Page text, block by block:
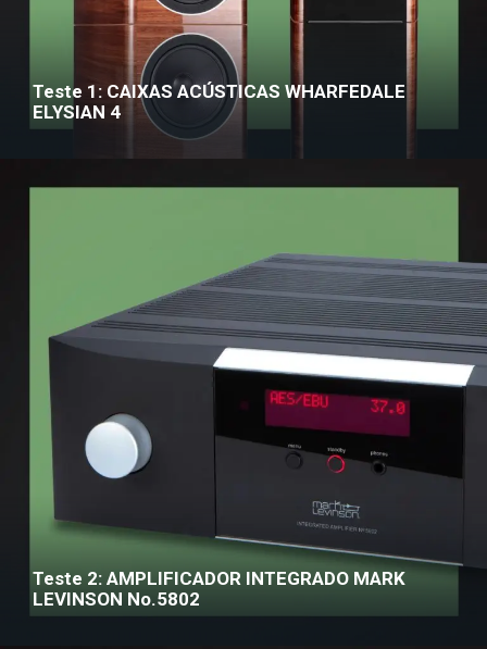
Teste 1: CAIXAS ACÚSTICAS WHARFEDALE
ELYSIAN 4
Teste 2: AMPLIFICADOR INTEGRADO MARK
LEVINSON No.5802